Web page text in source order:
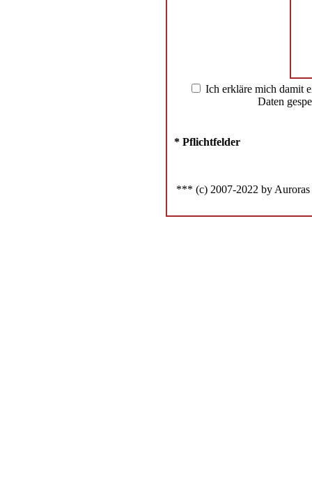
Ich erkläre mich damit
Daten
* Pflichtfelder
*** (c) 2007-2022 by